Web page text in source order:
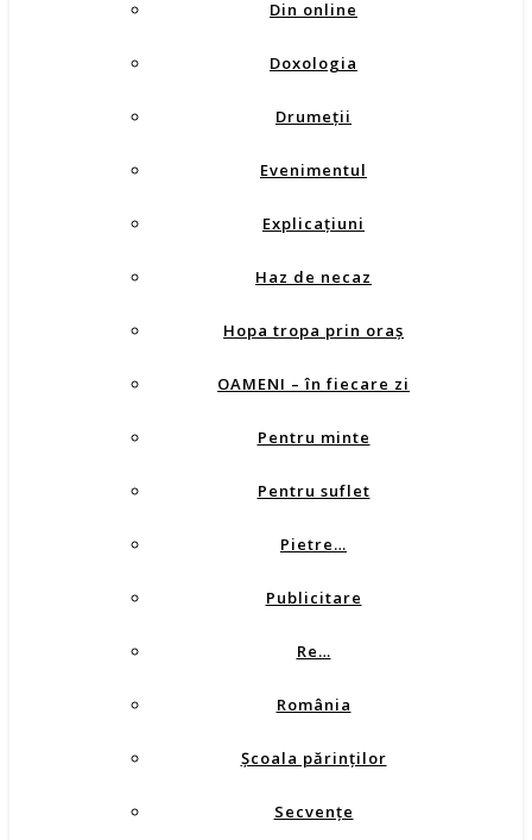
Din online
Doxologia
Drumeţii
Evenimentul
Explicaţiuni
Haz de necaz
Hopa tropa prin oraş
OAMENI – în fiecare zi
Pentru minte
Pentru suflet
Pietre…
Publicitare
Re…
România
Şcoala părinţilor
Secvenţe